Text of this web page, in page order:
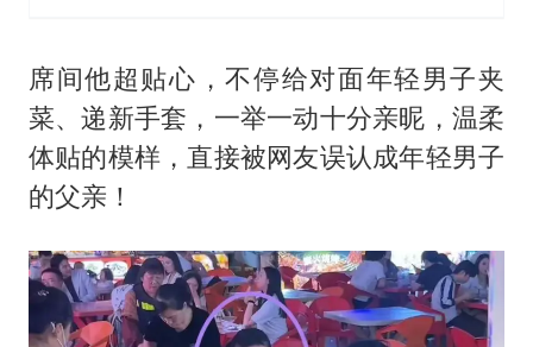
席间他超贴心，不停给对面年轻男子夹
菜、递新手套，一举一动十分亲昵，温柔
体贴的模样，直接被网友误认成年轻男子
的父亲！